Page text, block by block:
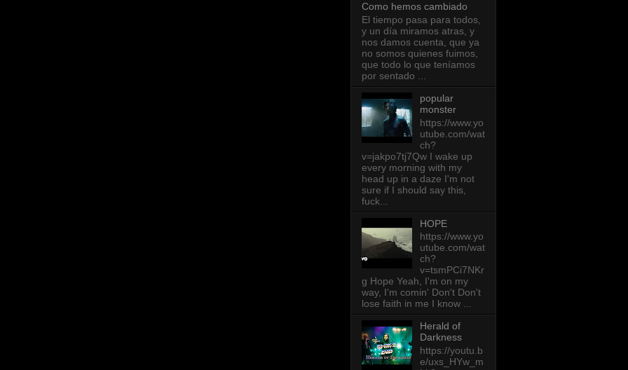
Como hemos cambiado
El tiempo pasa para todos,
y un día miramos atras, y
nos damos cuenta, que ya
no somos quienes fuimos,
que todo lo que teníamos
por sentado ...
popular
monster
https://www.yo
utube.com/wat
ch?
v=jakpo7tj7Qw I wake up
every morning with my
head up in a daze I'm not
sure if I should say this,
fuck...
HOPE
https://www.yo
utube.com/wat
ch?
v=tsmPCi7NKr
g Hope Yeah, I'm on my
way, I'm comin' Don't Don't
lose faith in me I know ...
Herald of
Darkness
https://youtu.b
e/uxs_HYw_m